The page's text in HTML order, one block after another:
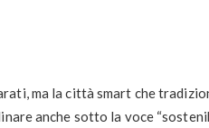
ma la città smart che
anche sotto la voce